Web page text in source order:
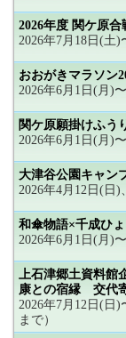
2026年度 関ケ原
2026年7月18日(土)
おおがきマラソン
2026年6月1日(月)
関ケ原願掛けふう
2026年6月1日(月)
大津谷公園キャン
2026年4月12日(日
和傘物語×千成ひ
2026年6月1日(月)
上石津郷土資料館
康との宿縁 交代
2026年7月12日(日)
まで）